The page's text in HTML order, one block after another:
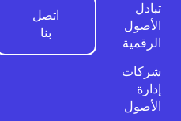
تبادل
الأصول
الرقمية
شركات
إدارة
الأصول
اتصل
بنا